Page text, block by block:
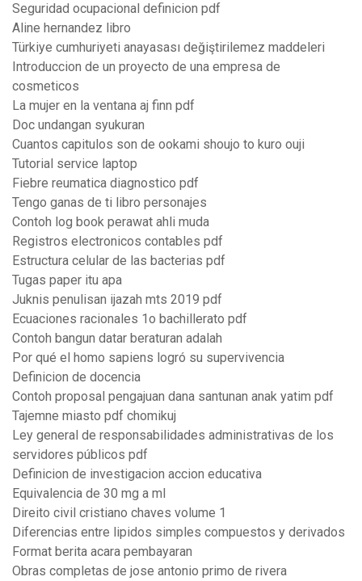
Seguridad ocupacional definicion pdf
Aline hernandez libro
Türkiye cumhuriyeti anayasası değiştirilemez maddeleri
Introduccion de un proyecto de una empresa de
cosmeticos
La mujer en la ventana aj finn pdf
Doc undangan syukuran
Cuantos capitulos son de ookami shoujo to kuro ouji
Tutorial service laptop
Fiebre reumatica diagnostico pdf
Tengo ganas de ti libro personajes
Contoh log book perawat ahli muda
Registros electronicos contables pdf
Estructura celular de las bacterias pdf
Tugas paper itu apa
Juknis penulisan ijazah mts 2019 pdf
Ecuaciones racionales 1o bachillerato pdf
Contoh bangun datar beraturan adalah
Por qué el homo sapiens logró su supervivencia
Definicion de docencia
Contoh proposal pengajuan dana santunan anak yatim pdf
Tajemne miasto pdf chomikuj
Ley general de responsabilidades administrativas de los
servidores públicos pdf
Definicion de investigacion accion educativa
Equivalencia de 30 mg a ml
Direito civil cristiano chaves volume 1
Diferencias entre lipidos simples compuestos y derivados
Format berita acara pembayaran
Obras completas de jose antonio primo de rivera